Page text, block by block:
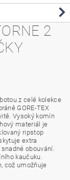
2
z celé kolekce
GORE-TEX
Vysoký komín
materiál je
ripstop
extra
obouvání.
kaučuku.
což umožňuje